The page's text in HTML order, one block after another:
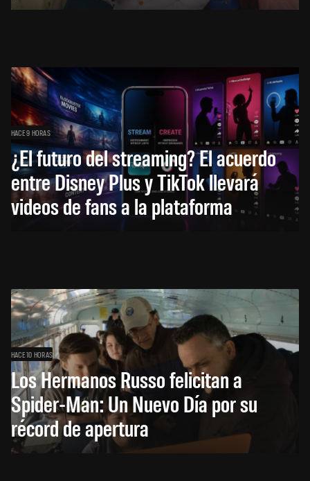
HACE 9 HORAS
¿El futuro del streaming? El acuerdo
entre Disney Plus y TikTok llevará
videos de fans a la plataforma
HACE 10 HORAS
Los Hermanos Russo felicitan a
Spider-Man: Un Nuevo Día por su
récord de apertura